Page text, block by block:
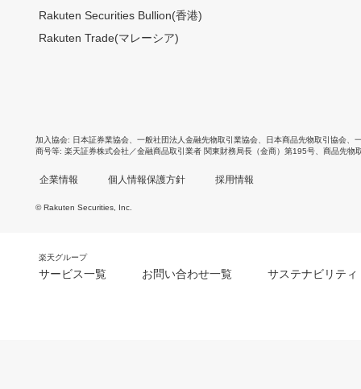
Rakuten Securities Bullion(香港)
Rakuten Trade(マレーシア)
加入協会 日本証券業協会 一般社団法人金融先物取引業協会 日本商品先物取引協会
商号等 楽天証券株式会社／金融商品取引業者 関東財務局長（金商）第195号、商品先物
企業情報 個人情報保護方針 採用情報
© Rakuten Securities, Inc.
楽天グループ
サービス一覧 お問い合わせ一覧 サステナビリティ